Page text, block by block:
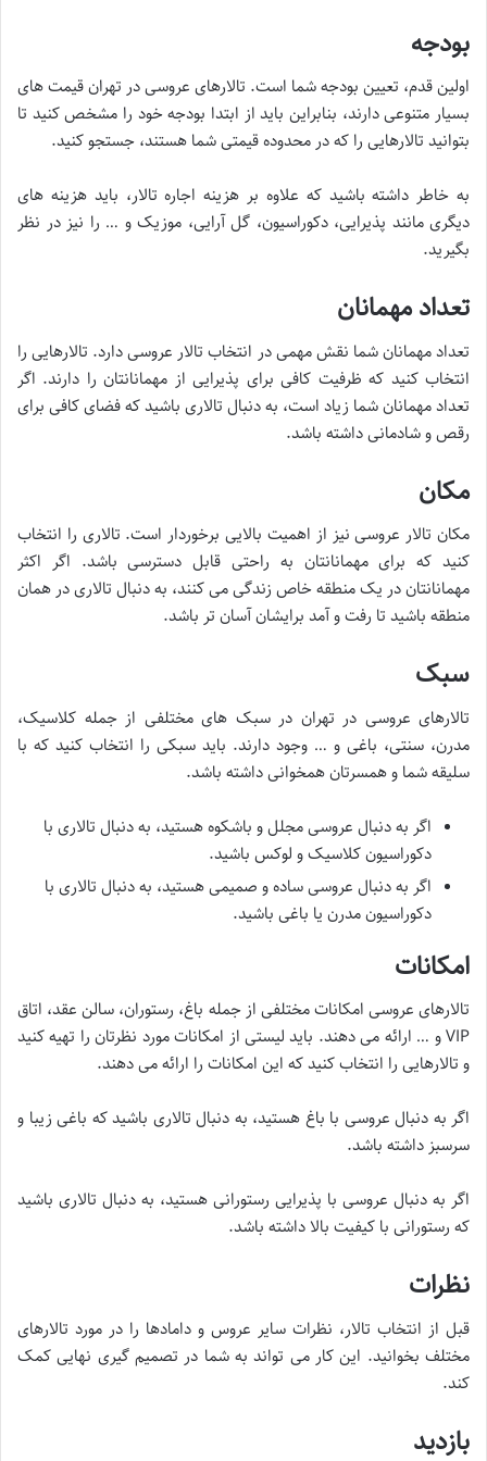
بودجه
اولین قدم، تعیین بودجه شما است. تالارهای عروسی در تهران قیمت های
بسیار متنوعی دارند، بنابراین باید از ابتدا بودجه خود را مشخص کنید تا
بتوانید تالارهایی را که در محدوده قیمتی شما هستند، جستجو کنید.
به خاطر داشته باشید که علاوه بر هزینه اجاره تالار، باید هزینه های
دیگری مانند پذیرایی، دکوراسیون، گل آرایی، موزیک و … را نیز در نظر
بگیرید.
تعداد مهمانان
تعداد مهمانان شما نقش مهمی در انتخاب تالار عروسی دارد. تالارهایی را
انتخاب کنید که ظرفیت کافی برای پذیرایی از مهمانانتان را دارند. اگر
تعداد مهمانان شما زیاد است، به دنبال تالاری باشید که فضای کافی برای
رقص و شادمانی داشته باشد.
مکان
مکان تالار عروسی نیز از اهمیت بالایی برخوردار است. تالاری را انتخاب
کنید که برای مهمانانتان به راحتی قابل دسترسی باشد. اگر اکثر
مهمانانتان در یک منطقه خاص زندگی می کنند، به دنبال تالاری در همان
منطقه باشید تا رفت و آمد برایشان آسان تر باشد.
سبک
تالارهای عروسی در تهران در سبک های مختلفی از جمله کلاسیک،
مدرن، سنتی، باغی و … وجود دارند. باید سبکی را انتخاب کنید که با
سلیقه شما و همسرتان همخوانی داشته باشد.
اگر به دنبال عروسی مجلل و باشکوه هستید، به دنبال تالاری با
دکوراسیون کلاسیک و لوکس باشید.
اگر به دنبال عروسی ساده و صمیمی هستید، به دنبال تالاری با
دکوراسیون مدرن یا باغی باشید.
امکانات
تالارهای عروسی امکانات مختلفی از جمله باغ، رستوران، سالن عقد، اتاق
VIP و … ارائه می دهند. باید لیستی از امکانات مورد نظرتان را تهیه کنید
و تالارهایی را انتخاب کنید که این امکانات را ارائه می دهند.
اگر به دنبال عروسی با باغ هستید، به دنبال تالاری باشید که باغی زیبا و
سرسبز داشته باشد.
اگر به دنبال عروسی با پذیرایی رستورانی هستید، به دنبال تالاری باشید
که رستورانی با کیفیت بالا داشته باشد.
نظرات
قبل از انتخاب تالار، نظرات سایر عروس و دامادها را در مورد تالارهای
مختلف بخوانید. این کار می تواند به شما در تصمیم گیری نهایی کمک
کند.
بازدید